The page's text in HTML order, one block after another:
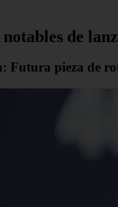
de
Futura pieza de